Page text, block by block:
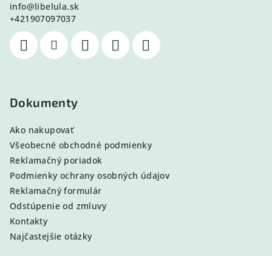
info@libelula.sk
+421907097037
Dokumenty
Ako nakupovať
Všeobecné obchodné podmienky
Reklamačný poriadok
Podmienky ochrany osobných údajov
Reklamačný formulár
Odstúpenie od zmluvy
Kontakty
Najčastejšie otázky